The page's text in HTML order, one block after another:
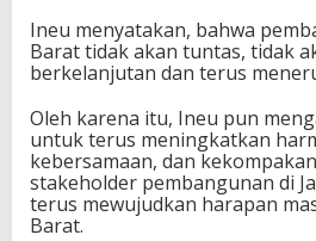
Ineu menyatakan, bahwa
Barat tidak akan tuntas, tidak
berkelanjutan dan terus
Oleh karena itu, Ineu pun
untuk terus meningkatkan
kebersamaan, dan
stakeholder pembangunan di
terus mewujudkan harapan
Barat.